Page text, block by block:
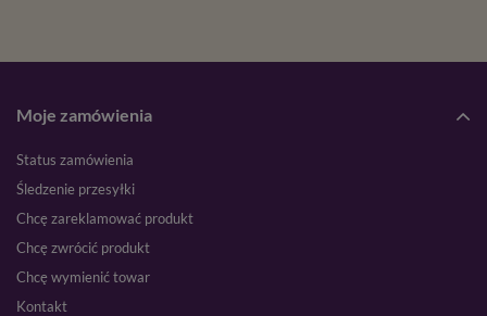
Moje zamówienia
Status zamówienia
Śledzenie przesyłki
Chcę zareklamować produkt
Chcę zwrócić produkt
Chcę wymienić towar
Kontakt